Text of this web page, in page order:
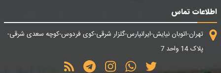
اطلاعات تماس
تهران-اتوبان نیایش-ایرانپارس-گلزار شرقی-کوی فردوس-کوچه سعدی شرقی-
پلاک 14 واحد 7